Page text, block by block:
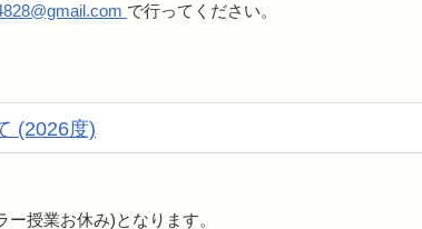
で行ってください。
(2026度)
授業お休み)となります。